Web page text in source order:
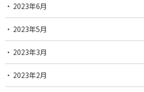
2023年6月
2023年5月
2023年3月
2023年2月